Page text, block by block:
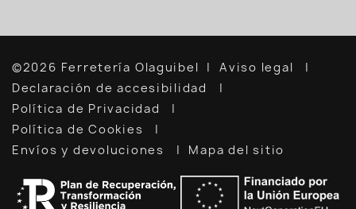
©2026 Ferretería Olaguibel
Aviso legal
Declaración de accesibilidad
Política de Privacidad
Política de Cookies
Envíos y devoluciones
Mapa del sitio